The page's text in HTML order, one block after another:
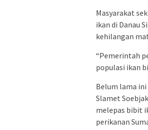
Masyarakat
ikan di Danau
kehilangan
“Pemerintah
populasi ikan
Belum lama
Slamet
melepas bibit
perikanan